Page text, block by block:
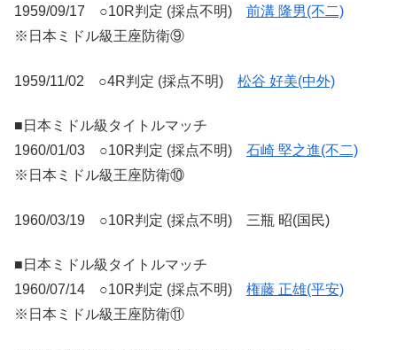
1959/09/17 ○10R判定 (採点不明) 前溝 隆男(不二)
※日本ミドル級王座防衛⑨
1959/11/02 ○4R判定 (採点不明) 松谷 好美(中外)
■日本ミドル級タイトルマッチ
1960/01/03 ○10R判定 (採点不明) 石崎 堅之進(不二)
※日本ミドル級王座防衛⑩
1960/03/19 ○10R判定 (採点不明) 三瓶 昭(国民)
■日本ミドル級タイトルマッチ
1960/07/14 ○10R判定 (採点不明) 権藤 正雄(平安)
※日本ミドル級王座防衛⑪